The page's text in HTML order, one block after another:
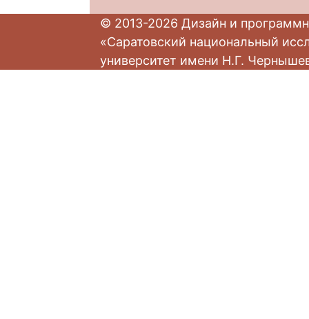
© 2013-2026 Дизайн и
«Саратовский национальный
университет имени Н.Г.